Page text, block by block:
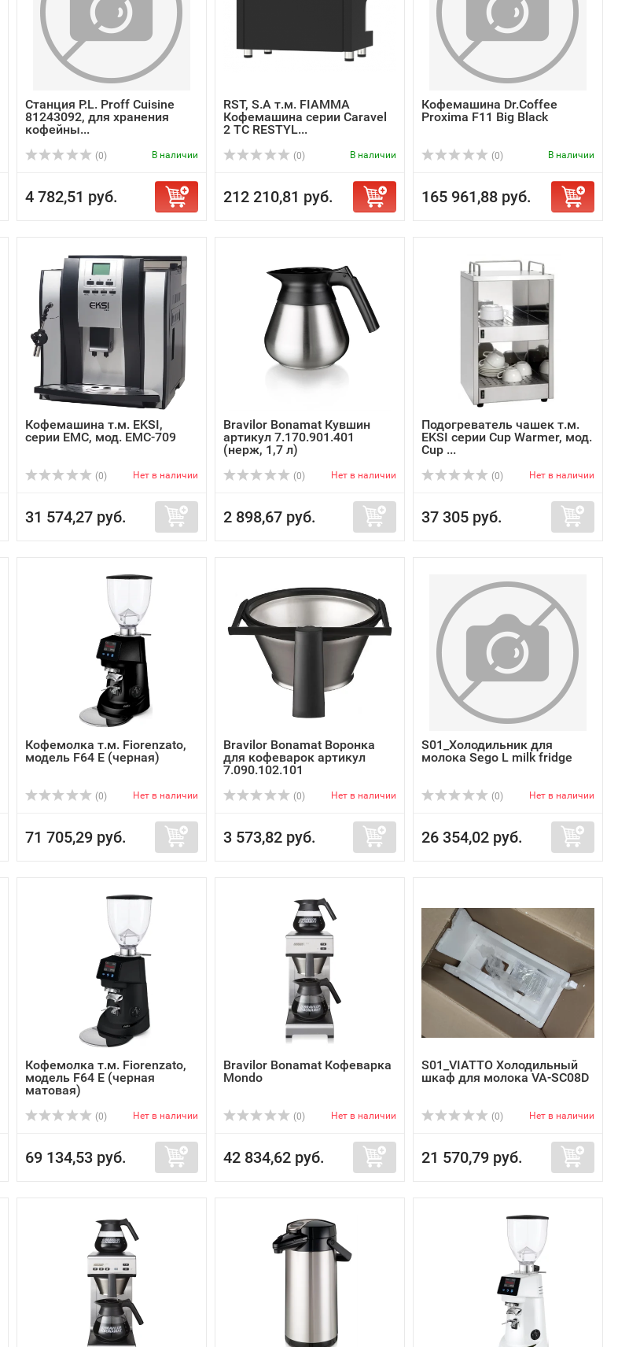
Станция P.L. Proff Cuisine
81243092, для хранения
кофейны...
(0) В наличии
4 782,51 руб.
RST, S.A т.м. FIAMMA
Кофемашина серии Caravel
2 TC RESTYL...
(0) В наличии
212 210,81 руб.
Кофемашина Dr.Coffee
Proxima F11 Big Black
(0) В наличии
165 961,88 руб.
Кофемашина т.м. EKSI,
серии EMC, мод. EMC-709
(0) Нет в наличии
31 574,27 руб.
Bravilor Bonamat Кувшин
артикул 7.170.901.401
(нерж, 1,7 л)
(0) Нет в наличии
2 898,67 руб.
Подогреватель чашек т.м.
EKSI серии Cup Warmer, мод.
Cup ...
(0) Нет в наличии
37 305 руб.
Кофемолка т.м. Fiorenzato,
модель F64 E (черная)
(0) Нет в наличии
71 705,29 руб.
Bravilor Bonamat Воронка
для кофеварок артикул
7.090.102.101
(0) Нет в наличии
3 573,82 руб.
S01_Холодильник для
молока Sego L milk fridge
(0) Нет в наличии
26 354,02 руб.
Кофемолка т.м. Fiorenzato,
модель F64 E (черная
матовая)
(0) Нет в наличии
69 134,53 руб.
Bravilor Bonamat Кофеварка
Mondo
(0) Нет в наличии
42 834,62 руб.
S01_VIATTO Холодильный
шкаф для молока VA-SC08D
(0) Нет в наличии
21 570,79 руб.